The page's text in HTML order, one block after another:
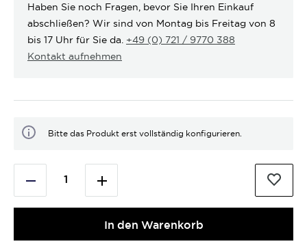
Haben Sie noch Fragen, bevor Sie Ihren Einkauf
abschließen? Wir sind von Montag bis Freitag von 8
bis 17 Uhr für Sie da. +49 (0) 721 / 9770 388
Kontakt aufnehmen
Bitte das Produkt erst vollständig konfigurieren.
In den Warenkorb